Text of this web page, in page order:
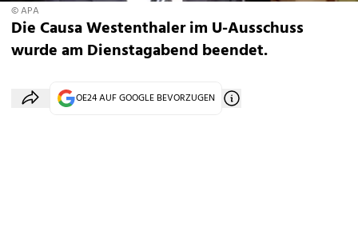
© APA
Die Causa Westenthaler im U-Ausschuss
wurde am Dienstagabend beendet.
OE24 AUF GOOGLE BEVORZUGEN